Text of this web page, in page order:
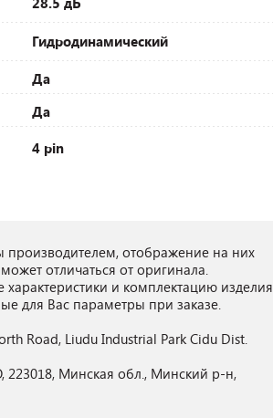
Гидродинамический
Да
Да
4 pin
отображение на них
отличаться от оригинала.
и комплектацию изделия
для Вас параметры при заказе.
Road, Liudu Industrial Park Cidu Dist.
Минская обл., Минский р-н,